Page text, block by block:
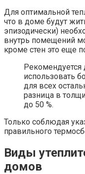
Для оптимальной
что в доме будут
эпизодически)
внутрь помещений
кроме стен это еще
Рекомендуется
использовать
для всех
разница в
до 50 %.
Только соблюдая
правильного
Виды
домов